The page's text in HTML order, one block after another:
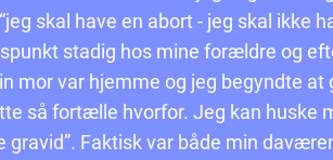
skal have en abort - jeg skal ikke
stadig hos mine forældre og
mor var hjemme og jeg begyndte at
så fortælle hvorfor. Jeg kan huske
gravid”. Faktisk var både min